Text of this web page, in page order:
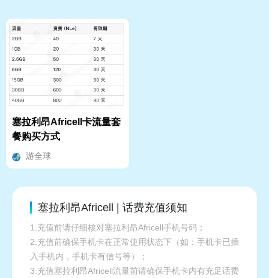
塞拉利昂Africell卡流量套
餐购买方式
游全球
塞拉利昂Africell | 话费充值须知
1.充值前请仔细核对塞拉利昂Africell手机号码；
2.充值前确保手机卡在正常使用状态下（如：手机卡已插
入手机内，手机卡有信号等）；
3.充值塞拉利昂Africell流量前请确保手机卡内有充足话费